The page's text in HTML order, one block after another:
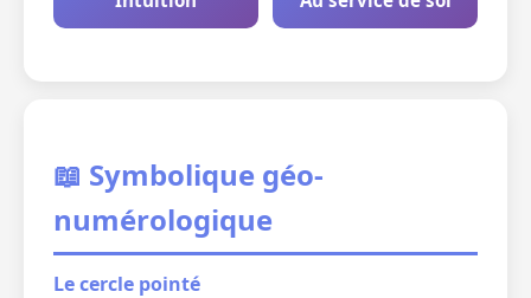
📖 Symbolique géo-
numérologique
Le cercle pointé